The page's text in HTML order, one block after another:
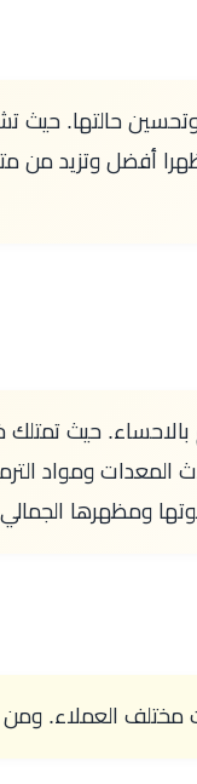
حالتها. حيث
أفضل وتزيد
بالاحساء. حيث
المعدات ومواد
ومظهرها
مختلف العملاء. ومن